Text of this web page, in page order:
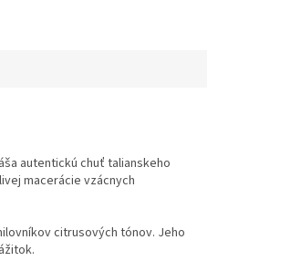
autentickú chuť talianskeho
macerácie vzácnych
citrusových tónov. Jeho